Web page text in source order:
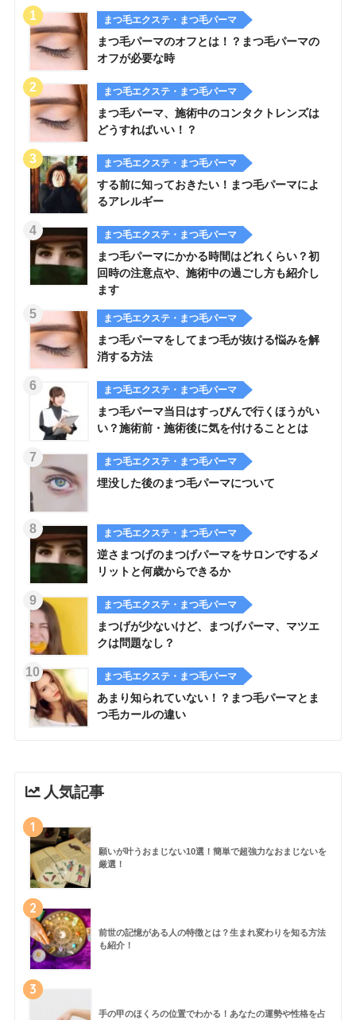
まつ毛エクステ・まつ毛パーマ
まつ毛パーマのオフとは！？まつ毛パーマの
オフが必要な時
まつ毛エクステ・まつ毛パーマ
まつ毛パーマ、施術中のコンタクトレンズは
どうすればいい！？
まつ毛エクステ・まつ毛パーマ
する前に知っておきたい！まつ毛パーマによ
るアレルギー
まつ毛エクステ・まつ毛パーマ
まつ毛パーマにかかる時間はどれくらい？初
回時の注意点や、施術中の過ごし方も紹介し
ます
まつ毛エクステ・まつ毛パーマ
まつ毛パーマをしてまつ毛が抜ける悩みを解
消する方法
まつ毛エクステ・まつ毛パーマ
まつ毛パーマ当日はすっぴんで行くほうがい
い？施術前・施術後に気を付けることとは
まつ毛エクステ・まつ毛パーマ
埋没した後のまつ毛パーマについて
まつ毛エクステ・まつ毛パーマ
逆さまつげのまつげパーマをサロンでするメ
リットと何歳からできるか
まつ毛エクステ・まつ毛パーマ
まつげが少ないけど、まつげパーマ、マツエ
クは問題なし？
まつ毛エクステ・まつ毛パーマ
あまり知られていない！？まつ毛パーマとま
つ毛カールの違い
人気記事
1
願いが叶うおまじない10選！簡単で超強力なおまじないを
厳選！
2
前世の記憶がある人の特徴とは？生まれ変わりを知る方法
も紹介！
3
手の甲のほくろの位置でわかる！あなたの運勢や性格を占